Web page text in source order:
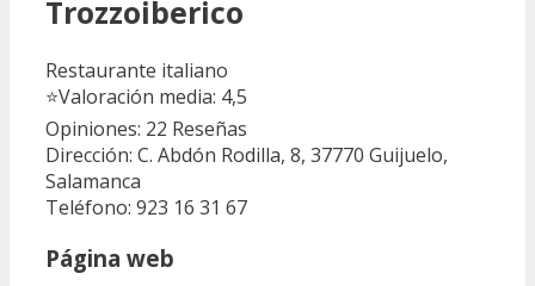
Trozzoiberico
Restaurante italiano
⭐Valoración media: 4,5
Opiniones: 22 Reseñas
Dirección: C. Abdón Rodilla, 8, 37770 Guijuelo,
Salamanca
Teléfono: 923 16 31 67
Página web